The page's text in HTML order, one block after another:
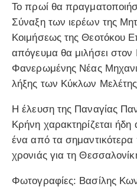
Το πρωί θα
Σύναξη των ιερέων της
Κοιμήσεως της Θεοτόκου
απόγευμα θα μιλήσει στον
Φανερωμένης Νέας
λήξης των Κύκλων
Η έλευση της Παναγίας
Κρήνη χαρακτηρίζεται
ένα από τα σημαντικότερα
χρονιάς για τη
Φωτογραφίες: Βασίλης